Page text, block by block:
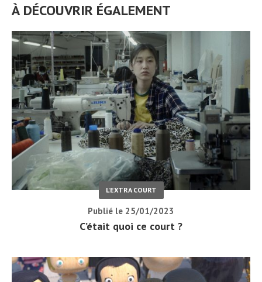
À DÉCOUVRIR ÉGALEMENT
L'EXTRA COURT
Publié le 25/01/2023
C’était quoi ce court ?